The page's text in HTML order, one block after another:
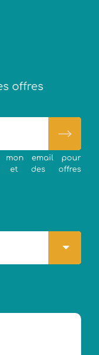
offres
mon email pour
et des offres